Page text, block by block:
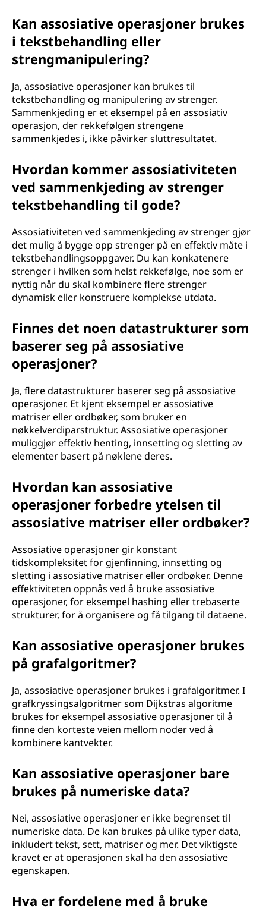
Kan assosiative operasjoner brukes
i tekstbehandling eller
strengmanipulering?
Ja, assosiative operasjoner kan brukes til
tekstbehandling og manipulering av strenger.
Sammenkjeding er et eksempel på en assosiativ
operasjon, der rekkefølgen strengene
sammenkjedes i, ikke påvirker sluttresultatet.
Hvordan kommer assosiativiteten
ved sammenkjeding av strenger
tekstbehandling til gode?
Assosiativiteten ved sammenkjeding av strenger gjør
det mulig å bygge opp strenger på en effektiv måte i
tekstbehandlingsoppgaver. Du kan konkatenere
strenger i hvilken som helst rekkefølge, noe som er
nyttig når du skal kombinere flere strenger
dynamisk eller konstruere komplekse utdata.
Finnes det noen datastrukturer som
baserer seg på assosiative
operasjoner?
Ja, flere datastrukturer baserer seg på assosiative
operasjoner. Et kjent eksempel er assosiative
matriser eller ordbøker, som bruker en
nøkkelverdiparstruktur. Assosiative operasjoner
muliggjør effektiv henting, innsetting og sletting av
elementer basert på nøklene deres.
Hvordan kan assosiative
operasjoner forbedre ytelsen til
assosiative matriser eller ordbøker?
Assosiative operasjoner gir konstant
tidskompleksitet for gjenfinning, innsetting og
sletting i assosiative matriser eller ordbøker. Denne
effektiviteten oppnås ved å bruke assosiative
operasjoner, for eksempel hashing eller trebaserte
strukturer, for å organisere og få tilgang til dataene.
Kan assosiative operasjoner brukes
på grafalgoritmer?
Ja, assosiative operasjoner brukes i grafalgoritmer. I
grafkryssingsalgoritmer som Dijkstras algoritme
brukes for eksempel assosiative operasjoner til å
finne den korteste veien mellom noder ved å
kombinere kantvekter.
Kan assosiative operasjoner bare
brukes på numeriske data?
Nei, assosiative operasjoner er ikke begrenset til
numeriske data. De kan brukes på ulike typer data,
inkludert tekst, sett, matriser og mer. Det viktigste
kravet er at operasjonen skal ha den assosiative
egenskapen.
Hva er fordelene med å bruke